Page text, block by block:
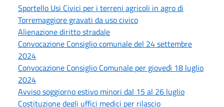
Sportello Usi Civici per i terreni agricoli in agro di
Torremaggiore gravati da uso civico
Alienazione diritto stradale
Convocazione Consiglio comunale del 24 settembre
2024
Convocazione Consiglio Comunale per giovedì 18 luglio
2024
Avviso soggiorno estivo minori dal 15 al 26 luglio
Costituzione degli uffici medici per rilascio